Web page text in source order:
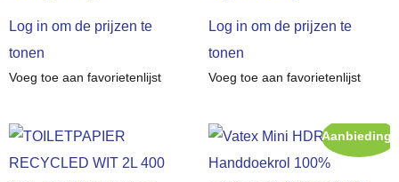
Log in om de prijzen te
tonen
Voeg toe aan favorietenlijst
Log in om de prijzen te
tonen
Voeg toe aan favorietenlijst
Aanbieding!